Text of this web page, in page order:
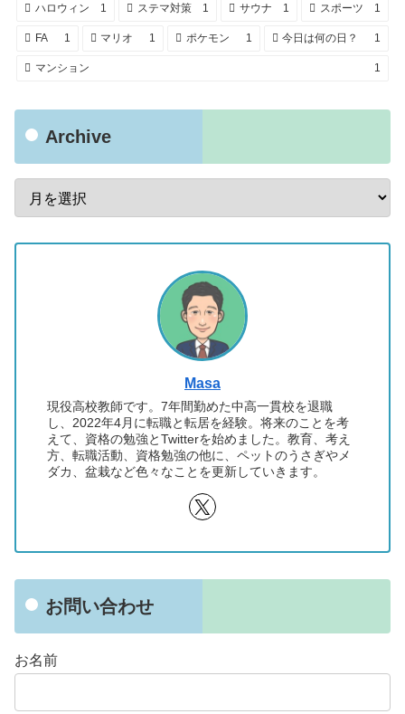
ハロウィン 1 ステマ対策 1 サウナ 1 スポーツ 1
FA 1 マリオ 1 ポケモン 1 今日は何の日？ 1
マンション 1
Archive
Masa
現役高校教師です。7年間勤めた中高一貫校を退職
し、2022年4月に転職と転居を経験。将来のことを考
えて、資格の勉強とTwitterを始めました。教育、考え
方、転職活動、資格勉強の他に、ペットのうさぎやメ
ダカ、盆栽など色々なことを更新していきます。
お問い合わせ
お名前